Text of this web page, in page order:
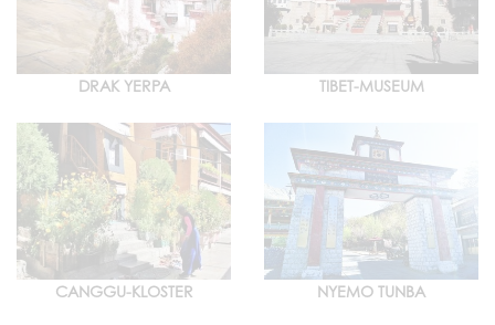
DRAK YERPA TIBET-MUSEUM
CANGGU-KLOSTER NYEMO TUNBA